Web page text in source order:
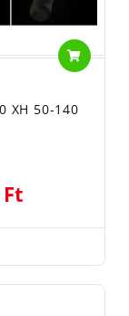
XH 50-140